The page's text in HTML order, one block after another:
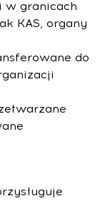
w granicach
KAS, organy
do